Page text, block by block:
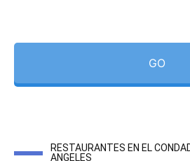
GO
RESTAURANTES EN EL
ANGELES